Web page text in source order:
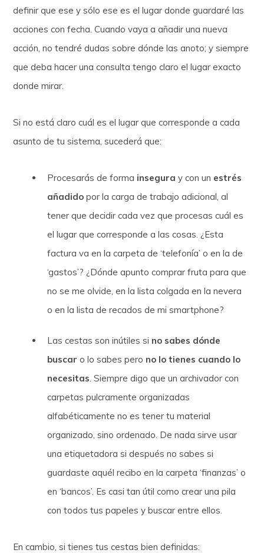
definir que ese y sólo ese es el lugar donde guardaré las
acciones con fecha. Cuando vaya a añadir una nueva
acción, no tendré dudas sobre dónde las anoto; y siempre
que deba hacer una consulta tengo claro el lugar exacto
donde mirar.
Si no está claro cuál es el lugar que corresponde a cada
asunto de tu sistema, sucederá que:
Procesarás de forma insegura y con un estrés
añadidopor la carga de trabajo adicional, al
tener que decidir cada vez que procesas cuál es
el lugar que corresponde a las cosas. ¿Esta
factura va en la carpeta de ‘telefonía’ o en la de
‘gastos’? ¿Dónde apunto comprar fruta para que
no se me olvide, en la lista colgada en la nevera
o en la lista de recados de mi smartphone?
Las cestas son inútiles si no sabes dónde
buscar o lo sabes pero no lo tienes cuando lo
necesitas. Siempre digo que un archivador con
carpetas pulcramente organizadas
alfabéticamente no es tener tu material
organizado, sino ordenado. De nada sirve usar
una etiquetadora si después no sabes si
guardaste aquél recibo en la carpeta ‘finanzas’ o
en ‘bancos’. Es casi tan útil como crear una pila
con todos tus papeles y buscar entre ellos.
En cambio, si tienes tus cestas bien definidas: